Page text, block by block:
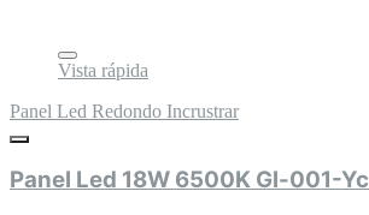
Vista rápida
Panel Led Redondo Incrustrar
Panel Led 18W 6500K Gl-001-Yc